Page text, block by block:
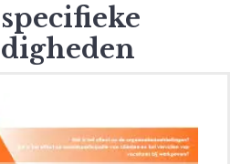
specifieke